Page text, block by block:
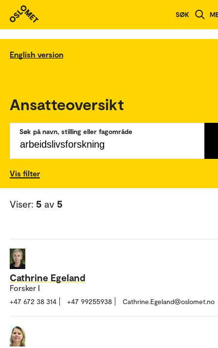
SØK
English version
Ansatteoversikt
Søk på navn, stilling eller fagområde
Vis filter
Viser: 5 av 5
Cathrine Egeland
Forsker I
+47 672 38 314 +47 99255938 Cathrine.Egeland@oslomet.no